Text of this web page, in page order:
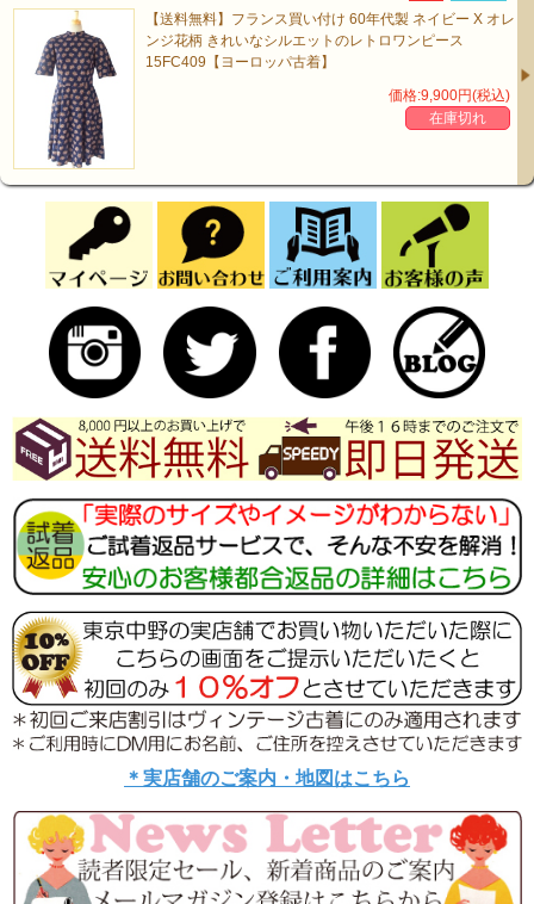
【送料無料】フランス買い付け 60年代製 ネイビー X オレ
ンジ花柄 きれいなシルエットのレトロワンピース
15FC409【ヨーロッパ古着】
価格:9,900円(税込)
在庫切れ
＊実店舗のご案内・地図はこちら